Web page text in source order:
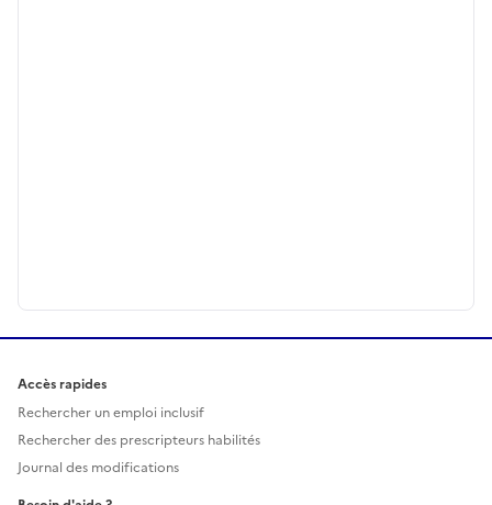
Accès rapides
Rechercher un emploi inclusif
Rechercher des prescripteurs habilités
Journal des modifications